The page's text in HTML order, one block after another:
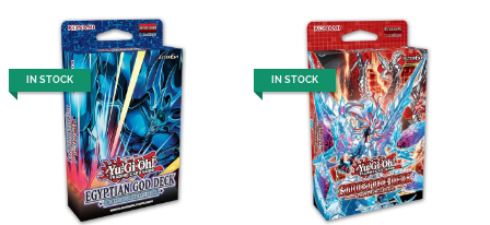
IN STOCK IN STOCK